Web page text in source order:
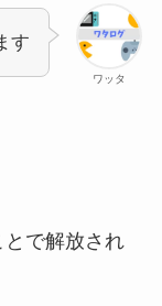
ワッタ
す
で解放され